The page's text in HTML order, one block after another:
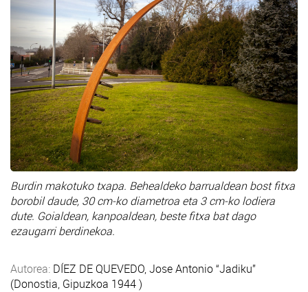
Burdin makotuko txapa. Behealdeko barrualdean bost fitxa
borobil daude, 30 cm-ko diametroa eta 3 cm-ko lodiera
dute. Goialdean, kanpoaldean, beste fitxa bat dago
ezaugarri berdinekoa.
Autorea: DÍEZ DE QUEVEDO, Jose Antonio “Jadiku”
(Donostia, Gipuzkoa 1944 )